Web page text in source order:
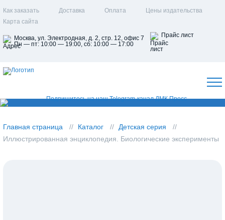
Как заказать Доставка Оплата
Цены издательства
Карта сайта
Москва, ул. Электродная, д. 2, стр. 12, офис 7
Пн — пт: 10:00 — 19:00, сб: 10:00 — 17:00
Прайс лист
Главная страница Каталог
Детская серия
Иллюстрированная энциклопедия. Биологические эксперименты